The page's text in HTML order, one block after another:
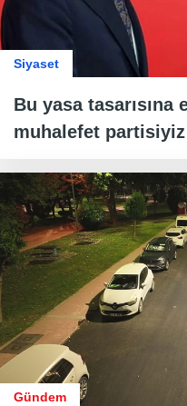
Siyaset
Bu yasa tasarısına
muhalefet partisiyiz
Gündem